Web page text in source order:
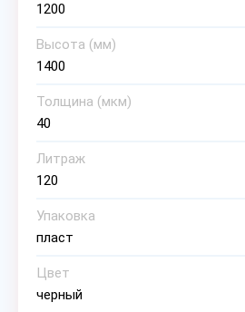
1200
Высота (мм)
1400
Толщина (мкм)
40
Литраж
120
Упаковка
пласт
Цвет
черный